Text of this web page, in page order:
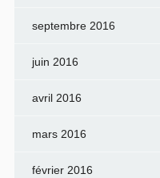
septembre 2016
juin 2016
avril 2016
mars 2016
février 2016